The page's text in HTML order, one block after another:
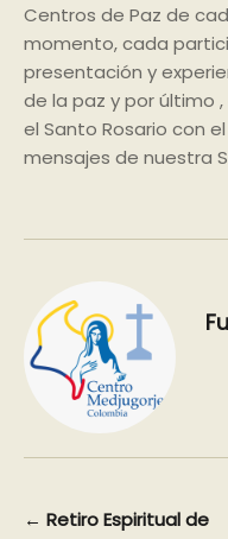
Centros de Paz de
momento, cada
presentación y
de la paz y por último
el Santo Rosario con
mensajes de nuestra
Navegación
← Retiro Espiritual de